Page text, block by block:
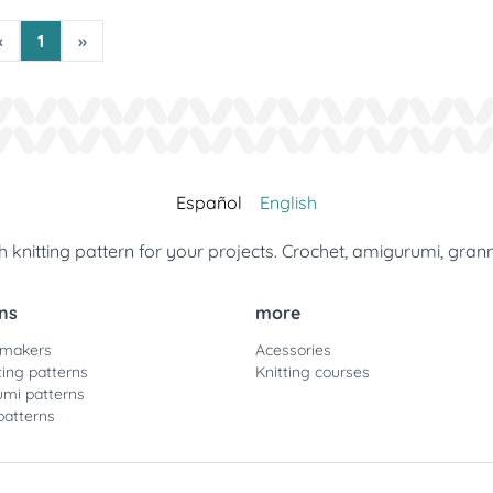
1 »
Español English
knitting pattern for your projects. Crochet, amigurumi,
patterns
patterns
more
Acessories
Knitting courses